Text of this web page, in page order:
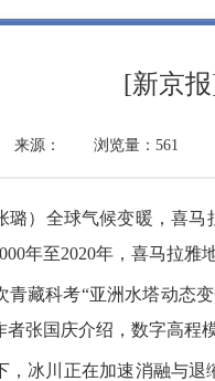
[新京
来源： 浏览量：561
全球气候变暖，喜马拉
年至2020年，喜马拉雅
科考“亚洲水塔动态变
者张国庆介绍，数字高程
川正在加速消融与退